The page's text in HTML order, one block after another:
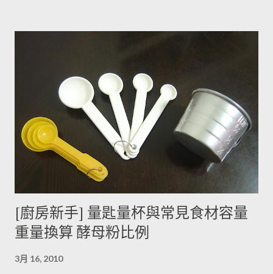
曝曬容易讓生物鹼含量增加，苦味也會變得明顯。由於光線同時
含量超標的跡象。 此外在壓力環境下生長與光線曝曬環境，都可
能引起生物鹼含量倍增，甚至到正常量(每100公克馬鈴薯含2~15
毫克生物鹼)的三倍。 (書中提到的壓力環境下生長，木不子不是
很了解壓力環境的定義，歡迎有種植經驗的朋友分享。) ◆ 馬鈴
薯應該如何正確儲藏？ 1. 放在陰暗角落避免受光線照射持續增加
生物鹼。 2. 別放進冰箱冷藏，低溫冷藏儲存過的馬鈴薯，切開後
烹煮變黑的情形較常溫儲存的馬鈴薯嚴重。 2014/12/12修正，
木不子誤解《食物與廚藝 蔬果、香料、穀物》 P82~85的文字
意義，請大家掠過這段說法。自己的經驗是冰過的馬鈴薯煮完比
較容易發黑，但是目前還找不到相關的原因。歡迎大家提供。 3.
淨蒸熟，接著再依據料理需求切塊或壓泥分裝，送入冷凍庫冷
[廚房新手] 量匙量杯與常見食材容量
重量換算 酵母粉比例
3月 16, 2010